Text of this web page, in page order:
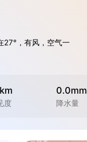
27°，有风，空气一
度
0.0mm
降水量